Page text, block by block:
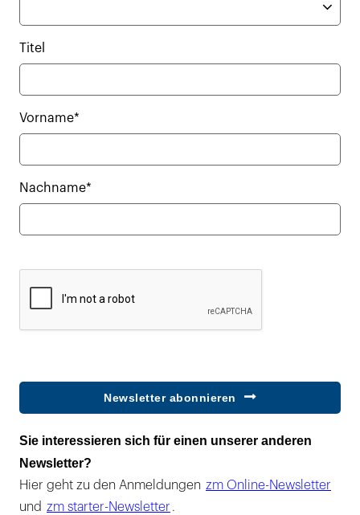
Titel
Vorname*
Nachname*
Newsletter abonnieren
Sie interessieren sich für einen unserer anderen
Newsletter?
Hier geht zu den Anmeldungen zm Online-Newsletter
und zm starter-Newsletter .